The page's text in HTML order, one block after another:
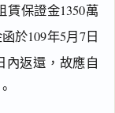
賃保證金1350萬
於109年5月7日
內返還，故應自